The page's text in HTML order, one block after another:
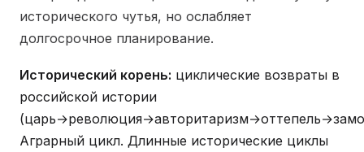
исторического чутья, но ослабляет
долгосрочное планирование.
Исторический корень: циклические возвраты в
российской истории
Аграрный цикл. Длинные исторические циклы